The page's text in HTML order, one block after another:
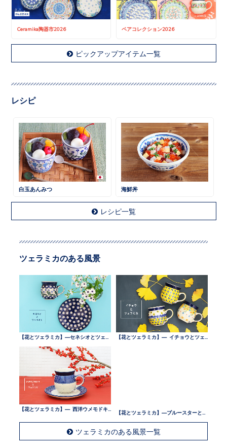
Ceramika陶器市2026 ペアコレクション2026
ピックアップアイテム一覧
レシピ
白玉あんみつ 海鮮丼
レシピ一覧
ツェラミカのある風景
ツェラミカのある風景一覧